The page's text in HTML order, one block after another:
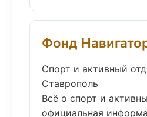
Фонд
Спорт и активный
Ставрополь
Всё о спорт и
официальная